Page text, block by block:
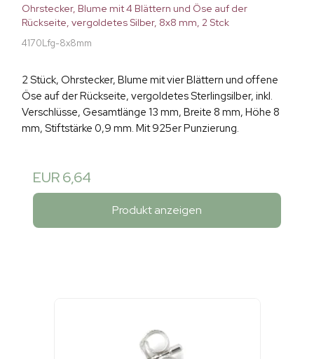
Ohrstecker, Blume mit 4 Blättern und Öse auf der
Rückseite, vergoldetes Silber, 8x8 mm, 2 Stck
4170Lfg-8x8mm
2 Stück, Ohrstecker, Blume mit vier Blättern und offene
Öse auf der Rückseite, vergoldetes Sterlingsilber, inkl.
Verschlüsse, Gesamtlänge 13 mm, Breite 8 mm, Höhe 8
mm, Stiftstärke 0,9 mm. Mit 925er Punzierung.
EUR 6,64
Produkt anzeigen